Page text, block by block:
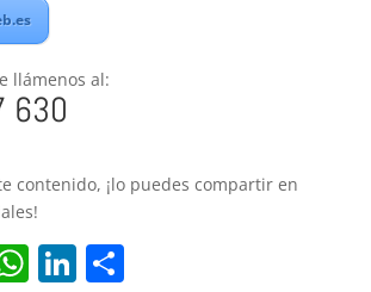
llámenos al:
630
contenido, ¡lo puedes compartir en
W Li C